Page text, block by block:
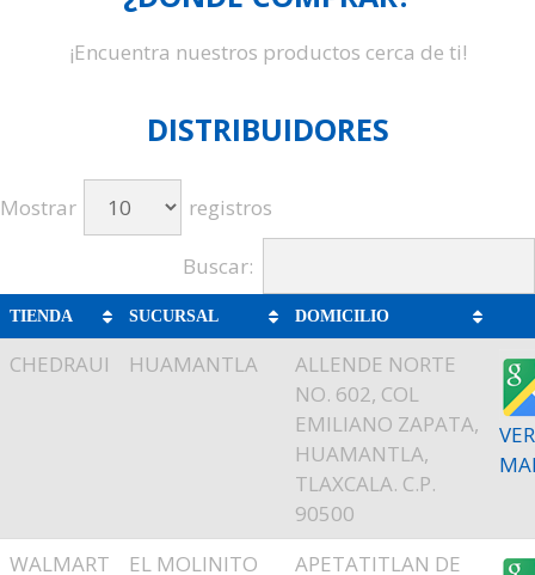
¡Encuentra nuestros productos cerca de ti!
DISTRIBUIDORES
Mostrar registros
Buscar:
TIENDA SUCURSAL DOMICILIO
CHEDRAUI HUAMANTLA
ALLENDE NORTE
NO. 602, COL
EMILIANO ZAPATA,
HUAMANTLA,
TLAXCALA. C.P.
90500
VER
WALMART
EL MOLINITO
APETATITLAN DE